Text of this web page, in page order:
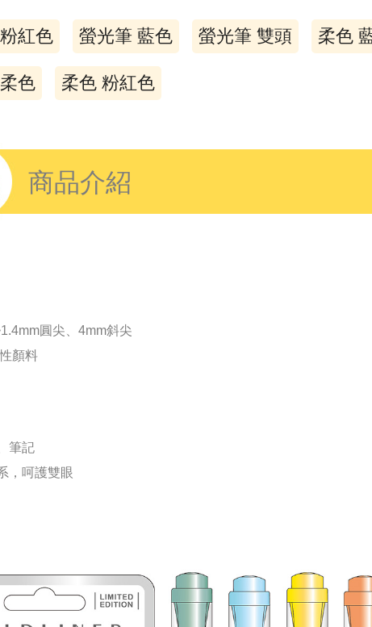
紅色 螢光筆 藍色 螢光筆 雙頭 柔色
色 柔色 粉紅色
商品介紹
圓尖、4mm斜尖
顏料
筆記
，呵護雙眼